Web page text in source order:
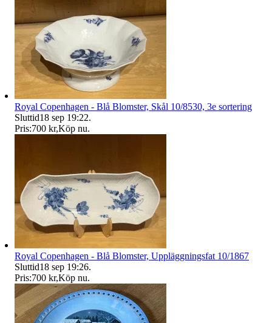
Royal Copenhagen - Blå Blomster, Skål 10/8530, 3e sortering
Sluttid18 sep 19:22.
Pris:700 kr,Köp nu.
Royal Copenhagen - Blå Blomster, Uppläggningsfat 10/1867
Sluttid18 sep 19:26.
Pris:700 kr,Köp nu.